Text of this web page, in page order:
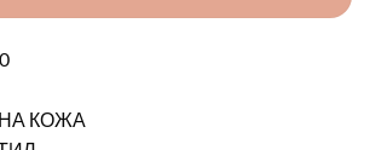
КОЖА